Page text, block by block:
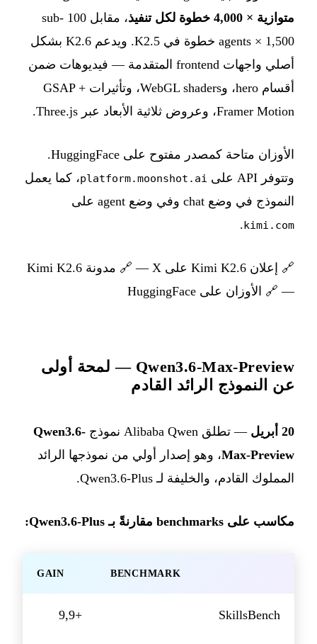
متوازية × 4,000 خطوة لكل تنفيذ
، مقابل 100 sub-
agents × 1,500 خطوة في K2.5. ويدعم K2.6 بشكل
أصلي واجهات frontend المتقدمة — فيديوهات ضمن
أقسام hero، وWebGL shaders، وتأثيرات GSAP +
Framer Motion، وعروض ثلاثية الأبعاد عبر Three.js.
الأوزان متاحة كمصدر مفتوح على HuggingFace.
وتتوفر API على
platform.moonshot.ai، كما يعمل
النموذج في وضع chat وفي وضع agent على
kimi.com
.
🔗 إعلان Kimi K2.6 على X — 🔗 مدونة Kimi K2.6
— 🔗 الأوزان على HuggingFace
Qwen3.6-Max-Preview — لمحة أولى
عن النموذج الرائد القادم
20 أبريل — تطلق Alibaba Qwen نموذج
Qwen3.6-
Max-Preview، وهو إصدار أولي من نموذجها الرائد
المملوك القادم، والخليفة لـ Qwen3.6-Plus.
مكاسب على benchmarks مقارنةً بـ Qwen3.6-Plus:
BENCHMARK
GAIN
SkillsBench
+9,9